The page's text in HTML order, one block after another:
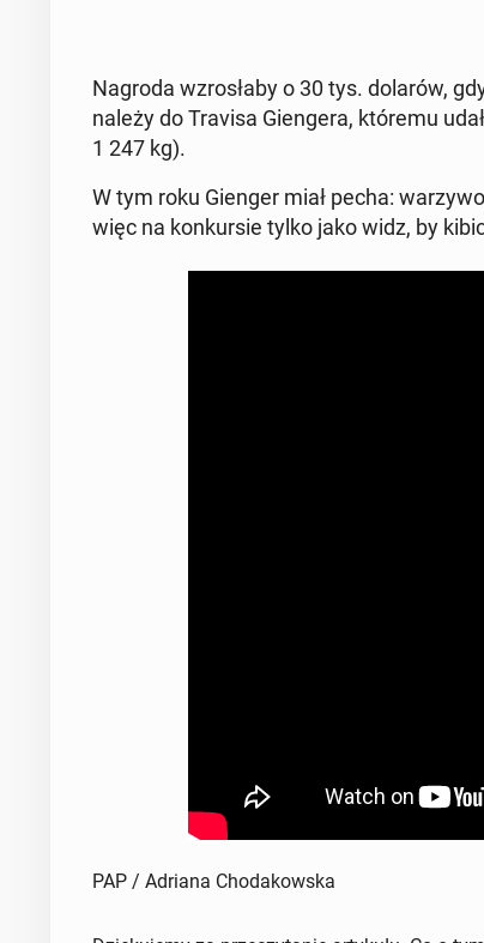
Nagroda wzro­sła­by o 30 tys. dolarów,
należy do Travisa Gien­ge­ra, któremu
1 247 kg).
W tym roku Gienger miał pecha:
więc na kon­kur­sie tylko jako widz, by
PAP / Adriana Chodakowska